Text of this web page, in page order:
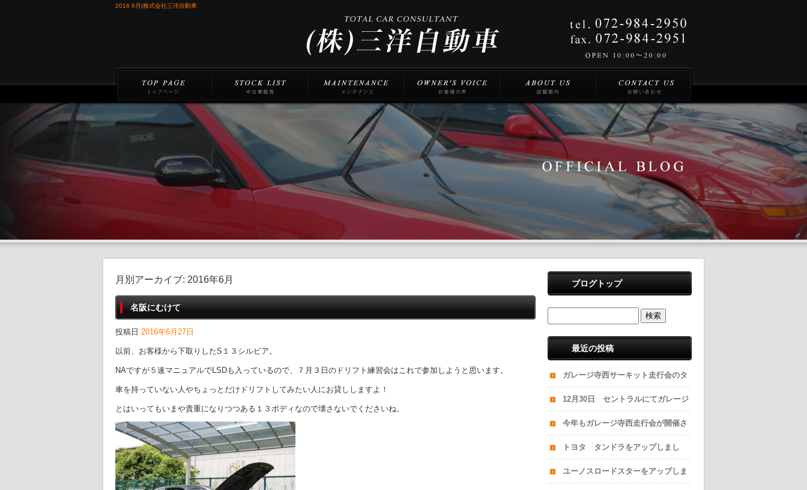
2016 6月|株式会社三洋自動車
月別アーカイブ: 2016年6月
名阪にむけて
投稿日 2016年6月27日
以前、お客様から下取りしたS１３シルビア。
NAですが５速マニュアルでLSDも入っているので、７月３日のドリフト練習会はこれで参加しようと思います。
車を持っていない人やちょっとだけドリフトしてみたい人にお貸ししますよ！
とはいってもいまや貴重になりつつある１３ボディなので壊さないでくださいね。
ブログトップ
最近の投稿
ガレージ寺西サーキット走行会のタ
イムスケジュールです
12月30日 セントラルにてガレージ
寺西走行会が開催されます！
今年もガレージ寺西走行会が開催さ
れます！
トヨタ タンドラをアップしまし
た。
ユーノスロードスターをアップしま